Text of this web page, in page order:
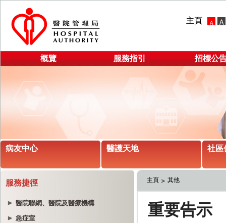
主頁
概覽 服務指引 招標公
病友中心 醫護天地 社區
服務捷徑
醫院聯網、醫院及醫療機構
急症室
主頁 其他